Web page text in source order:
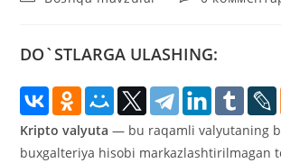
DO`STLARGA ULASHING:
Kripto valyuta — bu raqamli valyutaning
buxgalteriya hisobi markazlashtirilmagan